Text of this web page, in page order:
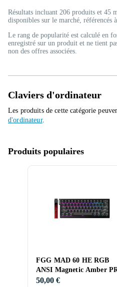
Résultats incluant 206 produits et 45
disponibles sur le marché, référencés
Le rang de popularité est calculé en
enregistré sur un produit et ne tient
non des offres associées.
Claviers d'ordinateur
Les produits de cette catégorie
d'ordinateur.
Produits populaires
FGG MAD 60 HE RGB
ANSI Magnetic Amber
50,00 €